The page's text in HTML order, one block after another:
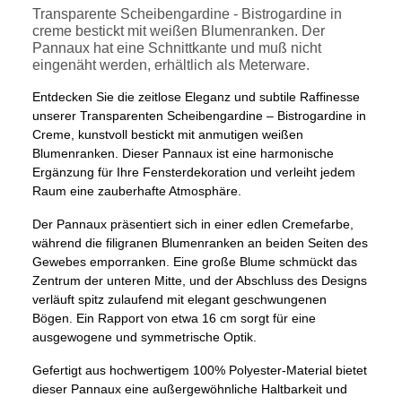
Transparente Scheibengardine - Bistrogardine in
creme bestickt mit weißen Blumenranken. Der
Pannaux hat eine Schnittkante und muß nicht
eingenäht werden, erhältlich als Meterware.
Entdecken Sie die zeitlose Eleganz und subtile Raffinesse
unserer Transparenten Scheibengardine – Bistrogardine in
Creme, kunstvoll bestickt mit anmutigen weißen
Blumenranken. Dieser Pannaux ist eine harmonische
Ergänzung für Ihre Fensterdekoration und verleiht jedem
Raum eine zauberhafte Atmosphäre.
Der Pannaux präsentiert sich in einer edlen Cremefarbe,
während die filigranen Blumenranken an beiden Seiten des
Gewebes emporranken. Eine große Blume schmückt das
Zentrum der unteren Mitte, und der Abschluss des Designs
verläuft spitz zulaufend mit elegant geschwungenen
Bögen. Ein Rapport von etwa 16 cm sorgt für eine
ausgewogene und symmetrische Optik.
Gefertigt aus hochwertigem 100% Polyester-Material bietet
dieser Pannaux eine außergewöhnliche Haltbarkeit und